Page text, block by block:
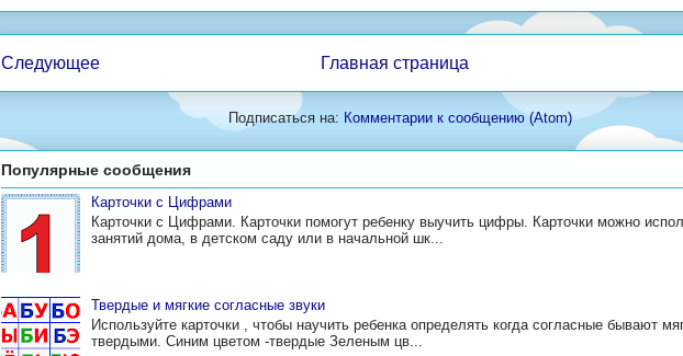
Следующее Главная страница
Подписаться на: Комментарии к сообщению (Atom)
Популярные сообщения
Карточки с Цифрами
Карточки с Цифрами. Карточки помогут ребенку выучить цифры. Карточки можно
занятий дома, в детском саду или в начальной шк...
Твердые и мягкие согласные звуки
Используйте карточки , чтобы научить ребенка определять когда согласные бывают
твердыми. Синим цветом -твердые Зеленым цв...